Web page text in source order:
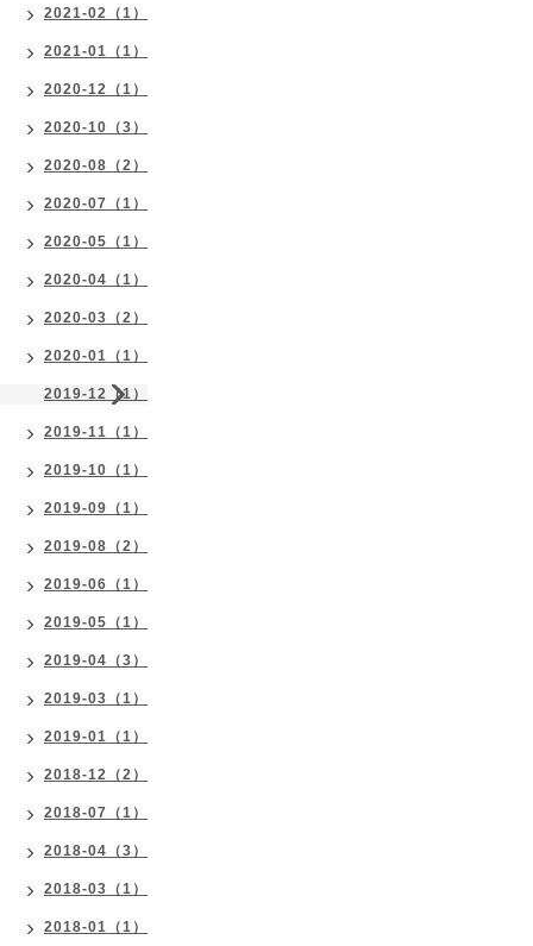
2021-02（1）
2021-01（1）
2020-12（1）
2020-10（3）
2020-08（2）
2020-07（1）
2020-05（1）
2020-04（1）
2020-03（2）
2020-01（1）
2019-12（1）
2019-11（1）
2019-10（1）
2019-09（1）
2019-08（2）
2019-06（1）
2019-05（1）
2019-04（3）
2019-03（1）
2019-01（1）
2018-12（2）
2018-07（1）
2018-04（3）
2018-03（1）
2018-01（1）